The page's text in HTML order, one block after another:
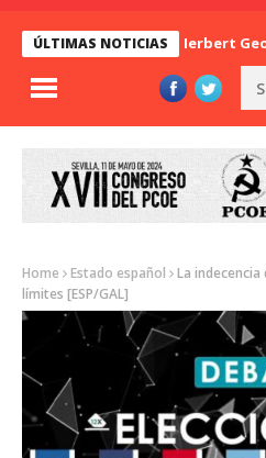
ÚLTIMAS NOTICIAS
La sorpresa de Herbert George
Home Estado español
La
límites [ESP/GAL]